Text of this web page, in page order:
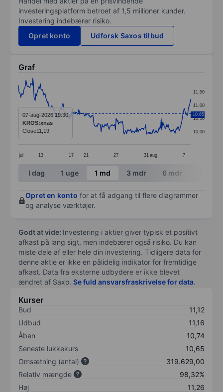
investeringsplatform betroet af 1,5 millioner kunder.
Investering indebærer risiko.
Opret konto
Udforsk Saxos tilbud
Graf
Chart
Line chart with 299 data points.
The chart has 1 X axis displaying categories.
The chart has 1 Y axis displaying values. Data
jul 13 17 21 27 31 aug 7
10,00
10,50
11,00
11,50
10,65
07-aug-2026 19:30
KROS:xnas
Close11,19
End of interactive chart.
I dag 1 uge 1 md 3 mdr 6 mdr
Opret en konto for at få adgang til flere diagrammer
og analyse værktøjer.
Godt at vide: Investering i aktier giver typisk et positivt
afkast på lang sigt, men indebærer også risiko. Du kan
miste dele af eller hele din investering. Tidligere data for
denne aktie er ikke en pålidelig indikator for fremtidige
afkast. Data fra eksterne udbydere er ikke blevet
ændret af Saxo. Se fuld ansvarsfraskrivelse for data.
Kurser
Bud
11,12
Udbud
11,16
Åben
10,74
Seneste lukkekurs
10,65
Omsætning (antal)
319.629,00
Relativ mængde
98,32%
Høj
11,26